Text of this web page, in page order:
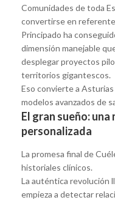
Comunidades de toda
convertirse en
Principado ha
dimensión manejable
desplegar proyectos
territorios gigantescos.
Eso convierte a
modelos avanzados de
El gran sueño:
personalizada
La promesa final de
historiales clínicos.
La auténtica revolución
empieza a detectar